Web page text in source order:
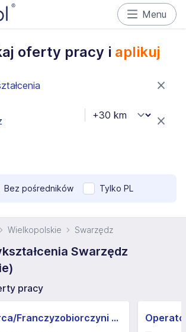
Menu
oferty pracy i aplikuj
Bez pośredników Tylko PL
Wielkopolskie Swarzędz
Swarzędz
pracy
Franczyzobiorca/Franczyzobiorczyni sklepu Żabka